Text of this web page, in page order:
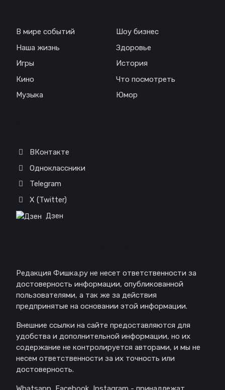
В мире событий
Наша жизнь
Игры
Кино
Музыка
Шоу бизнес
Здоровье
История
Что посмотреть
Юмор
ВКонтакте
Одноклассники
Telegram
X (Twitter)
Дзен
Редакция Фишка.ру не несет ответственности за
достоверность информации, опубликованной
пользователями, а так же за действия
предпринятые на основании этой информации.
Внешние ссылки на сайте предоставляются для
удобства и дополнительной информации, но их
содержание не контролируется авторами, и мы не
несем ответственности за их точность или
достоверность.